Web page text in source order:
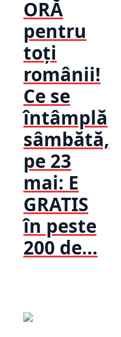
ORĂ
pentru
toți
românii!
Ce se
întâmplă
sâmbătă,
pe 23
mai: E
GRATIS
în peste
200 de...